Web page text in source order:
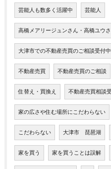
芸能人も数多く活躍中 芸能人
高橋メアリージュンさん・高橋ユウ
大津市での不動産売買のご相談受付中
不動産売買 不動産売買のご相談
住替え・買換え 不動産売買相談
家の広さや住む場所にこだわらない
こだわらない 大津市 琵琶湖
家を買う 家を買うことは誤解